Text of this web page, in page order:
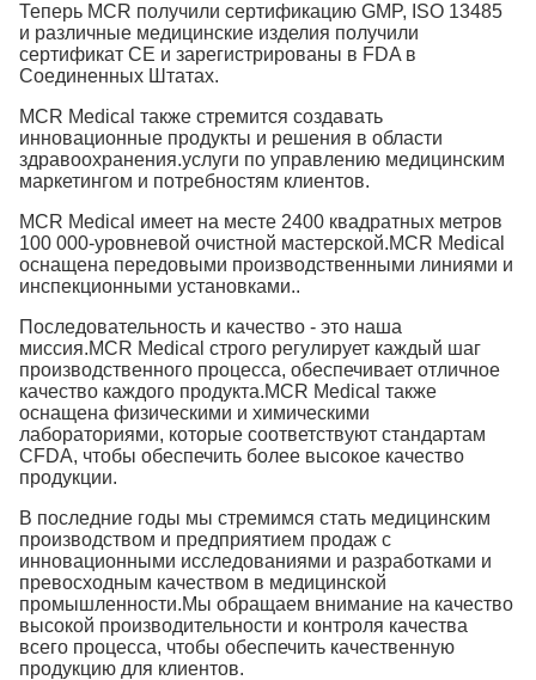
Теперь MCR получили сертификацию GMP, ISO 13485
и различные медицинские изделия получили
сертификат CE и зарегистрированы в FDA в
Соединенных Штатах.
MCR Medical также стремится создавать
инновационные продукты и решения в области
здравоохранения.услуги по управлению медицинским
маркетингом и потребностям клиентов.
MCR Medical имеет на месте 2400 квадратных метров
100 000-уровневой очистной мастерской.MCR Medical
оснащена передовыми производственными линиями и
инспекционными установками..
Последовательность и качество - это наша
миссия.MCR Medical строго регулирует каждый шаг
производственного процесса, обеспечивает отличное
качество каждого продукта.MCR Medical также
оснащена физическими и химическими
лабораториями, которые соответствуют стандартам
CFDA, чтобы обеспечить более высокое качество
продукции.
В последние годы мы стремимся стать медицинским
производством и предприятием продаж с
инновационными исследованиями и разработками и
превосходным качеством в медицинской
промышленности.Мы обращаем внимание на качество
высокой производительности и контроля качества
всего процесса, чтобы обеспечить качественную
продукцию для клиентов.